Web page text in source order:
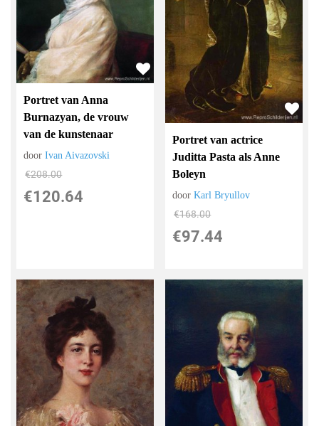
Portret van Anna
Burnazyan, de vrouw
van de kunstenaar
doorIvan Aivazovski
€208.00
€120.64
Portret van actrice
Juditta Pasta als Anne
Boleyn
doorKarl Bryullov
€168.00
€97.44